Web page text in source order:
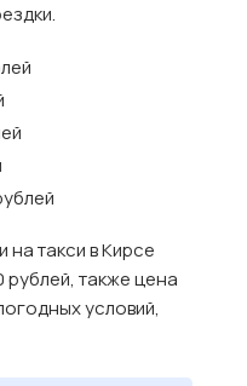
такси в Кирсе
рублей, также цена
условий,